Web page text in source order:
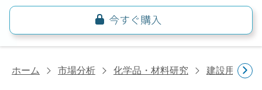
ホーム 市場分析 化学品・材料研究 建設用化学